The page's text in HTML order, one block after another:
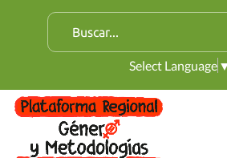
B
u
c
a
r
Select Language